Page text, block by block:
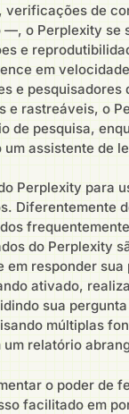
verificações de
—, o Perplexity se
e
em
e pesquisadores
e rastreáveis, o
de pesquisa,
assistente de
Perplexity para
Diferentemente
do Perplexity
responder sua
ativado,
sua
múltiplas
relatório
o poder de
facilitado em